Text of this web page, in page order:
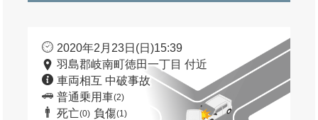
2020年2月23日(日)15:39
羽島郡岐南町徳田一丁目 付近
車両相互 中破事故
普通乗用車(2)
死亡(0) 負傷(1)